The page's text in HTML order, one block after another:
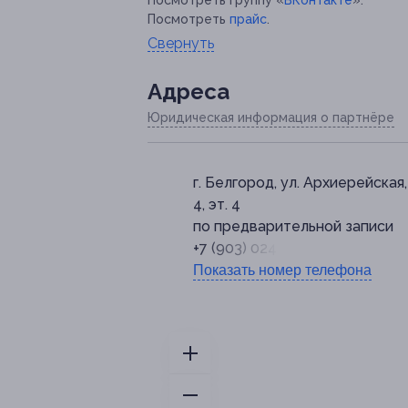
Посмотреть прайс
Свернуть
Адресa
Юридическая информация о партнёре
г. Белгород, ул.
4, эт. 4
по предварительной записи
+7 (903) 024-66-25
Показать номер телефона